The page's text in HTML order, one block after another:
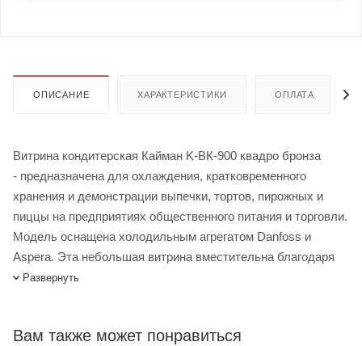
ОПИСАНИЕ ХАРАКТЕРИСТИКИ ОПЛАТА
Витрина кондитерская Кайман K-ВК-900 квадро бронза
- предназначена для охлаждения, кратковременного
хранения и демонстрации выпечки, тортов, пирожных и
пиццы на предприятиях общественного питания и торговли.
Модель оснащена холодильным агрегатом Danfoss и
Aspera. Эта небольшая витрина вместительна благодаря
трем стеклянным полочкам.
купить в интернет-магазине Лигабаршоп по выгодной цене.
Развернуть
Вам также может понравиться